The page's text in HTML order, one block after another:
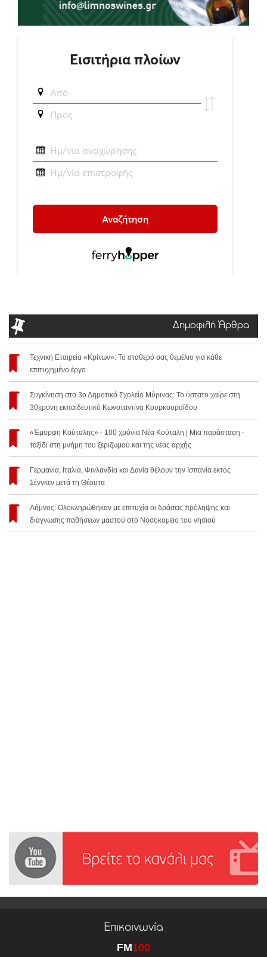
Δημοφιλή Άρθρα
Τεχνική Εταιρεία «Κρίτων»: Το σταθερό σας θεμέλιο για κάθε
επιτυχημένο έργο
Συγκίνηση στο 3ο Δημοτικό Σχολείο Μύρινας: Το ύστατο χαίρε στη
30χρονη εκπαιδευτικό Κωνσταντίνα Κουρκουραΐδου
«Έμορφη Κούταλης» - 100 χρόνια Νέα Κούταλη | Μια παράσταση -
ταξίδι στη μνήμη του ξεριζωμού και της νέας αρχής
Γερμανία, Ιταλία, Φινλανδία και Δανία θέλουν την Ισπανία εκτός
Σένγκεν μετά τη Θέουτα
Λήμνος: Ολοκληρώθηκαν με επιτυχία οι δράσεις πρόληψης και
διάγνωσης παθήσεων μαστού στο Νοσοκομείο του νησιού
Επικοινωνία
FM100